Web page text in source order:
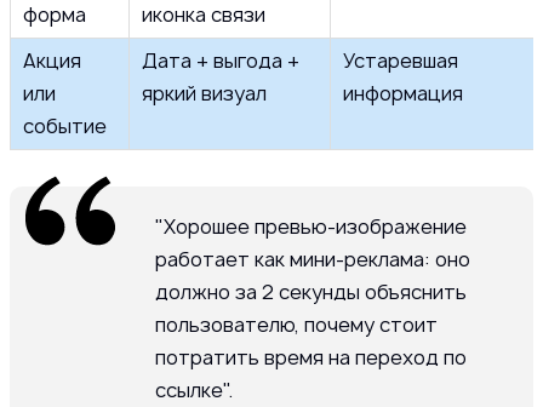
форма
иконка связи
Акция
или
событие
Дата + выгода +
яркий визуал
Устаревшая
информация
"Хорошее превью-изображение
работает как мини-реклама: оно
должно за 2 секунды объяснить
пользователю, почему стоит
потратить время на переход по
ссылке".